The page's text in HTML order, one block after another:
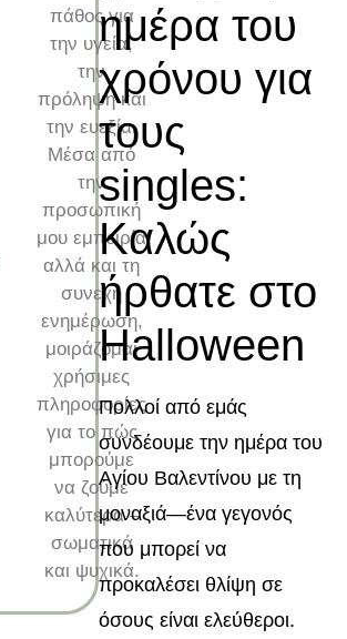
πάθος για
την υγεία,
την
πρόληψη και
την ευεξία.
Μέσα από
την
προσωπική
μου εμπειρία
αλλά και τη
συνεχή
ενημέρωση,
μοιράζομαι
χρήσιμες
πληροφορίες
για το πώς
μπορούμε
να ζούμε
καλύτερα –
σωματικά
και ψυχικά.
ημέρα του
χρόνου για
τους
singles:
Καλώς
ήρθατε στο
Halloween
Πολλοί από εμάς
συνδέουμε την ημέρα του
Αγίου Βαλεντίνου με τη
μοναξιά—ένα γεγονός
που μπορεί να
προκαλέσει θλίψη σε
όσους είναι ελεύθεροι.